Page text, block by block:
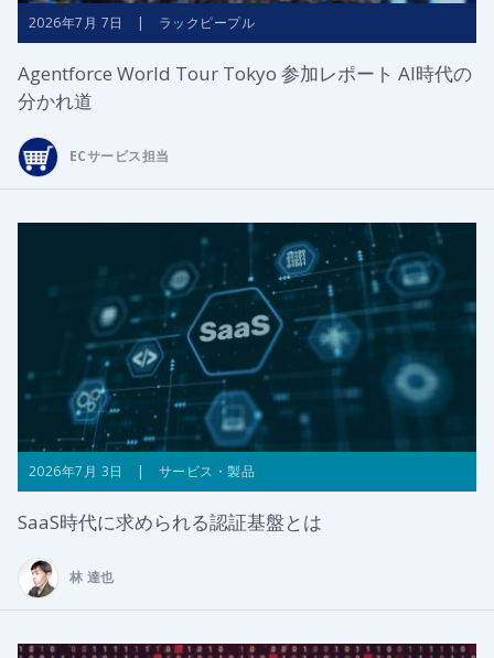
2026年7月 7日 | ラックピープル
Agentforce World Tour Tokyo 参加レポート AI時代の
分かれ道
ECサービス担当
2026年7月 3日 | サービス・製品
SaaS時代に求められる認証基盤とは
林 達也